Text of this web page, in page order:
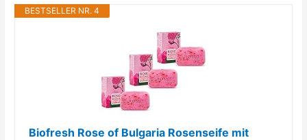
BESTSELLER NR. 4
Biofresh Rose of Bulgaria Rosenseife mit